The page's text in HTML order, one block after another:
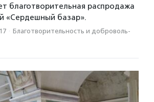
благотворительная распродажа
«Сердешный базар».
· Благотвори­тель­ность и доброволь­